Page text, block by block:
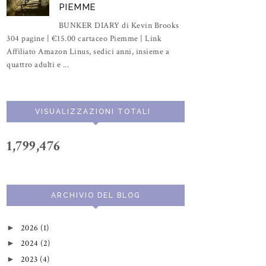
PIEMME
BUNKER DIARY di Kevin Brooks
304 pagine | €15.00 cartaceo Piemme | Link
Affiliato Amazon Linus, sedici anni, insieme a
quattro adulti e ...
VISUALIZZAZIONI TOTALI
1,799,476
ARCHIVIO DEL BLOG
► 2026 (1)
► 2024 (2)
► 2023 (4)